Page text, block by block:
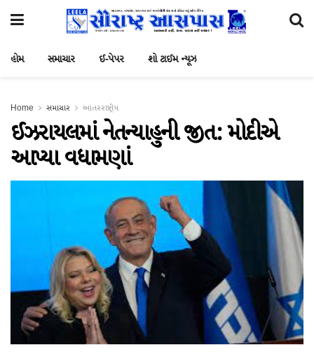
હોમ સમાચાર ઈ-પેપર શો ટાઈમ ન્યૂઝ
Home સમાચાર આંતરરાષ્ટ્રીય
ઈઝરાયલમાં નેતન્યાહુની જીત: મોદીએ
આપ્યા વધામણાં